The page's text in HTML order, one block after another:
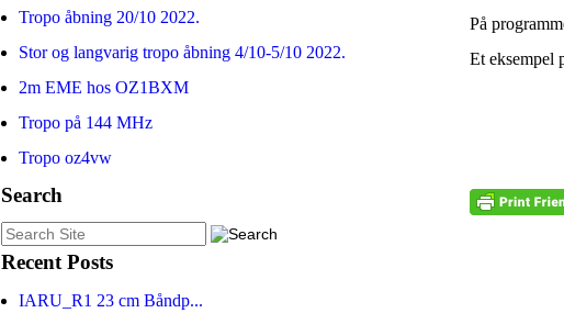
Tropo åbning 20/10 2022.
Stor og langvarig tropo åbning 4/10-5/10 2022.
2m EME hos OZ1BXM
Tropo på 144 MHz
Tropo oz4vw
Search
Recent Posts
IARU_R1 23 cm Båndp...
På
Et eksempel